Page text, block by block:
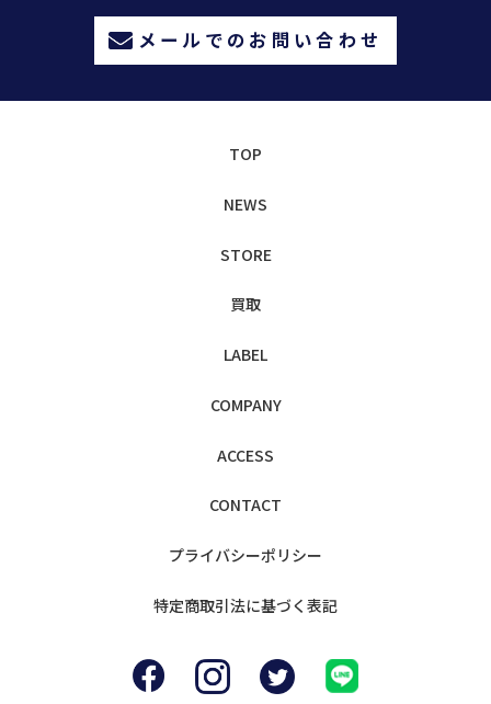
メールでのお問い合わせ
TOP
NEWS
STORE
買取
LABEL
COMPANY
ACCESS
CONTACT
プライバシーポリシー
特定商取引法に基づく表記